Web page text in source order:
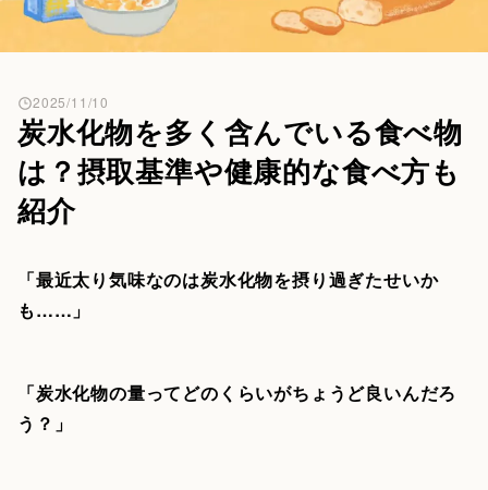
炭水化物を多く含んでいる食べ物
は？摂取基準や健康的な食べ方も
紹介
2025/11/10
「最近太り気味なのは炭水化物を摂り過ぎたせいか
も……」
「炭水化物の量ってどのくらいがちょうど良いんだろ
う？」